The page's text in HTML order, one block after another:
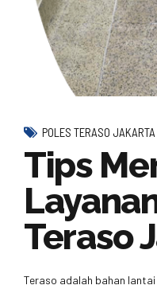
POLES TERASO JAKARTA
Tips
Teraso
Teraso adalah bahan